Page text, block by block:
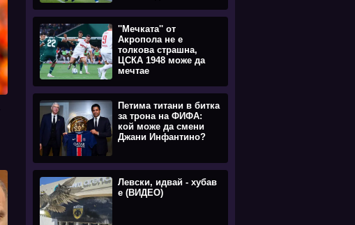
''Мечката'' от
Акропола не е
толкова страшна,
ЦСКА 1948 може да
мечтае
Петима титани в битка
за трона на ФИФА:
кой може да смени
Джани Инфантино?
Левски, идвай - хубав
е (ВИДЕО)